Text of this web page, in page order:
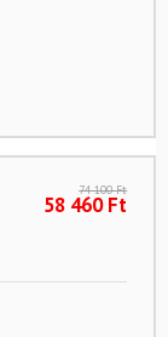
74 100Ft
58 460Ft